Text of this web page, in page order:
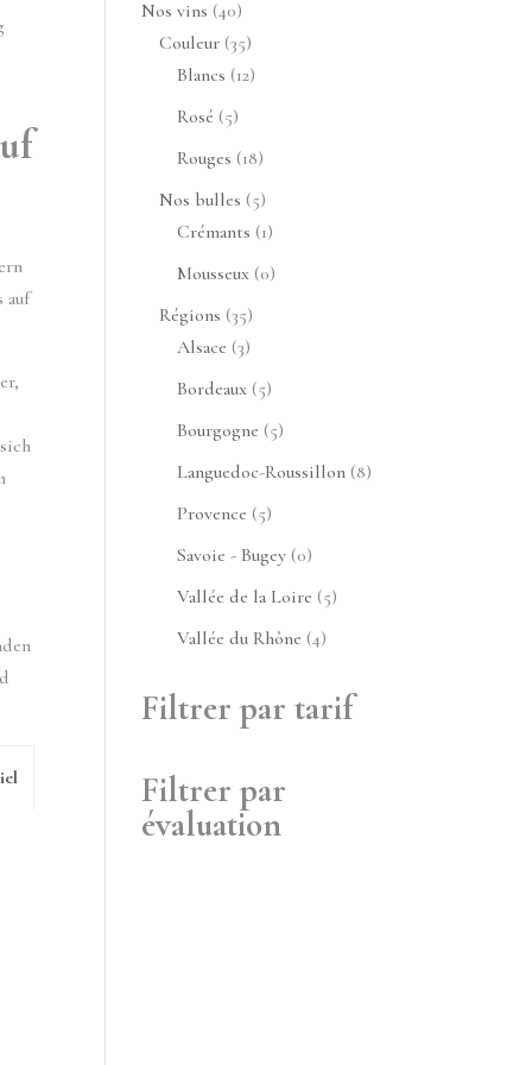
auf
Nos vins 4040
produits
Couleur 3535
produits
Blancs 1212
Rosé 55
produits
Rouges 1818
produits
Nos bulles 55
produits
Crémants 11
produit
Mousseux 00
Régions 3535
produits
Alsace 33
produits
Bordeaux 55
produits
Bourgogne 55
produits
Languedoc-Roussillon 88
Provence 55
produits
Savoie - Bugey 00
produit
Vallée de la Loire 55
Vallée du Rhône 44
Filtrer par tarif
Filtrer par
évaluation